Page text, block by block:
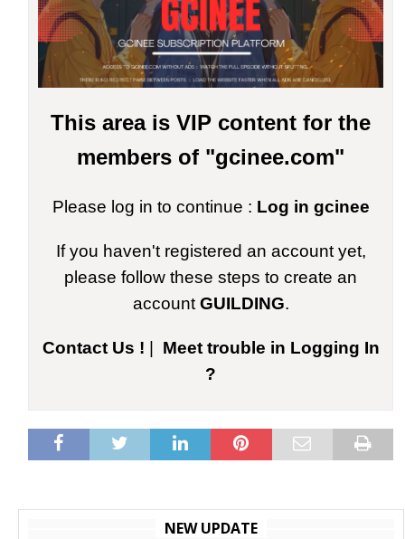
This area is VIP content for the
members of "gcinee.com"
Please log in to continue : Log in gcinee
If you haven't registered an account yet,
please follow these steps to create an
account GUILDING.
Contact Us !
Meet trouble in Logging In
?
NEW UPDATE